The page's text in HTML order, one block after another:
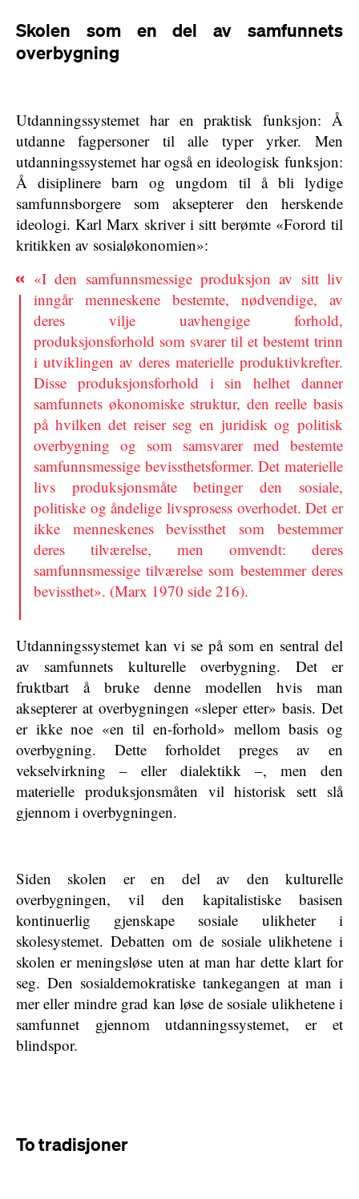
Skolen som en del av samfunnets
overbygning
Utdanningssystemet har en praktisk funksjon: Å
utdanne fagpersoner til alle typer yrker. Men
utdanningssystemet har også en ideologisk funksjon:
Å disiplinere barn og ungdom til å bli lydige
samfunnsborgere som aksepterer den herskende
ideologi. Karl Marx skriver i sitt berømte «Forord til
kritikken av sosialøkonomien»:
«I den samfunnsmessige produksjon av sitt liv
inngår menneskene bestemte, nødvendige, av
deres vilje uavhengige forhold,
produksjonsforhold som svarer til et bestemt trinn
i utviklingen av deres materielle produktivkrefter.
Disse produksjonsforhold i sin helhet danner
samfunnets økonomiske struktur, den reelle basis
på hvilken det reiser seg en juridisk og politisk
overbygning og som samsvarer med bestemte
samfunnsmessige bevissthetsformer. Det materielle
livs produksjonsmåte betinger den sosiale,
politiske og åndelige livsprosess overhodet. Det er
ikke menneskenes bevissthet som bestemmer
deres tilværelse, men omvendt: deres
samfunnsmessige tilværelse som bestemmer deres
bevissthet». (Marx 1970 side 216).
Utdanningssystemet kan vi se på som en sentral del
av samfunnets kulturelle overbygning. Det er
fruktbart å bruke denne modellen hvis man
aksepterer at overbygningen «sleper etter» basis. Det
er ikke noe «en til en-forhold» mellom basis og
overbygning. Dette forholdet preges av en
vekselvirkning – eller dialektikk –, men den
materielle produksjonsmåten vil historisk sett slå
gjennom i overbygningen.
Siden skolen er en del av den kulturelle
overbygningen, vil den kapitalistiske basisen
kontinuerlig gjenskape sosiale ulikheter i
skolesystemet. Debatten om de sosiale ulikhetene i
skolen er meningsløse uten at man har dette klart for
seg. Den sosialdemokratiske tankegangen at man i
mer eller mindre grad kan løse de sosiale ulikhetene i
samfunnet gjennom utdanningssystemet, er et
blindspor.
To tradisjoner